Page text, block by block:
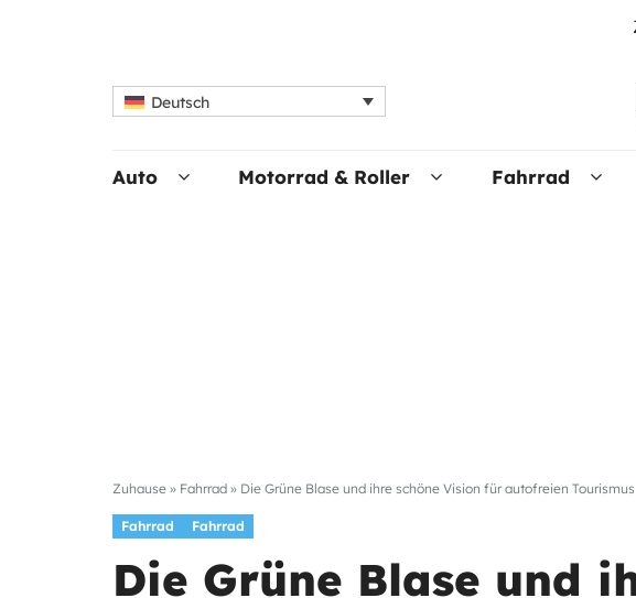
Deutsch
Auto Motorrad & Roller Fahrrad
Zuhause » Fahrrad » Die Grüne Blase und ihre schöne Vision für autofreien Tourismus
Fahrrad Fahrrad
Die Grüne Blase und